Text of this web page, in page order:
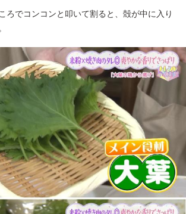
ろでコンコンと叩いて割ると、殻が中に入り